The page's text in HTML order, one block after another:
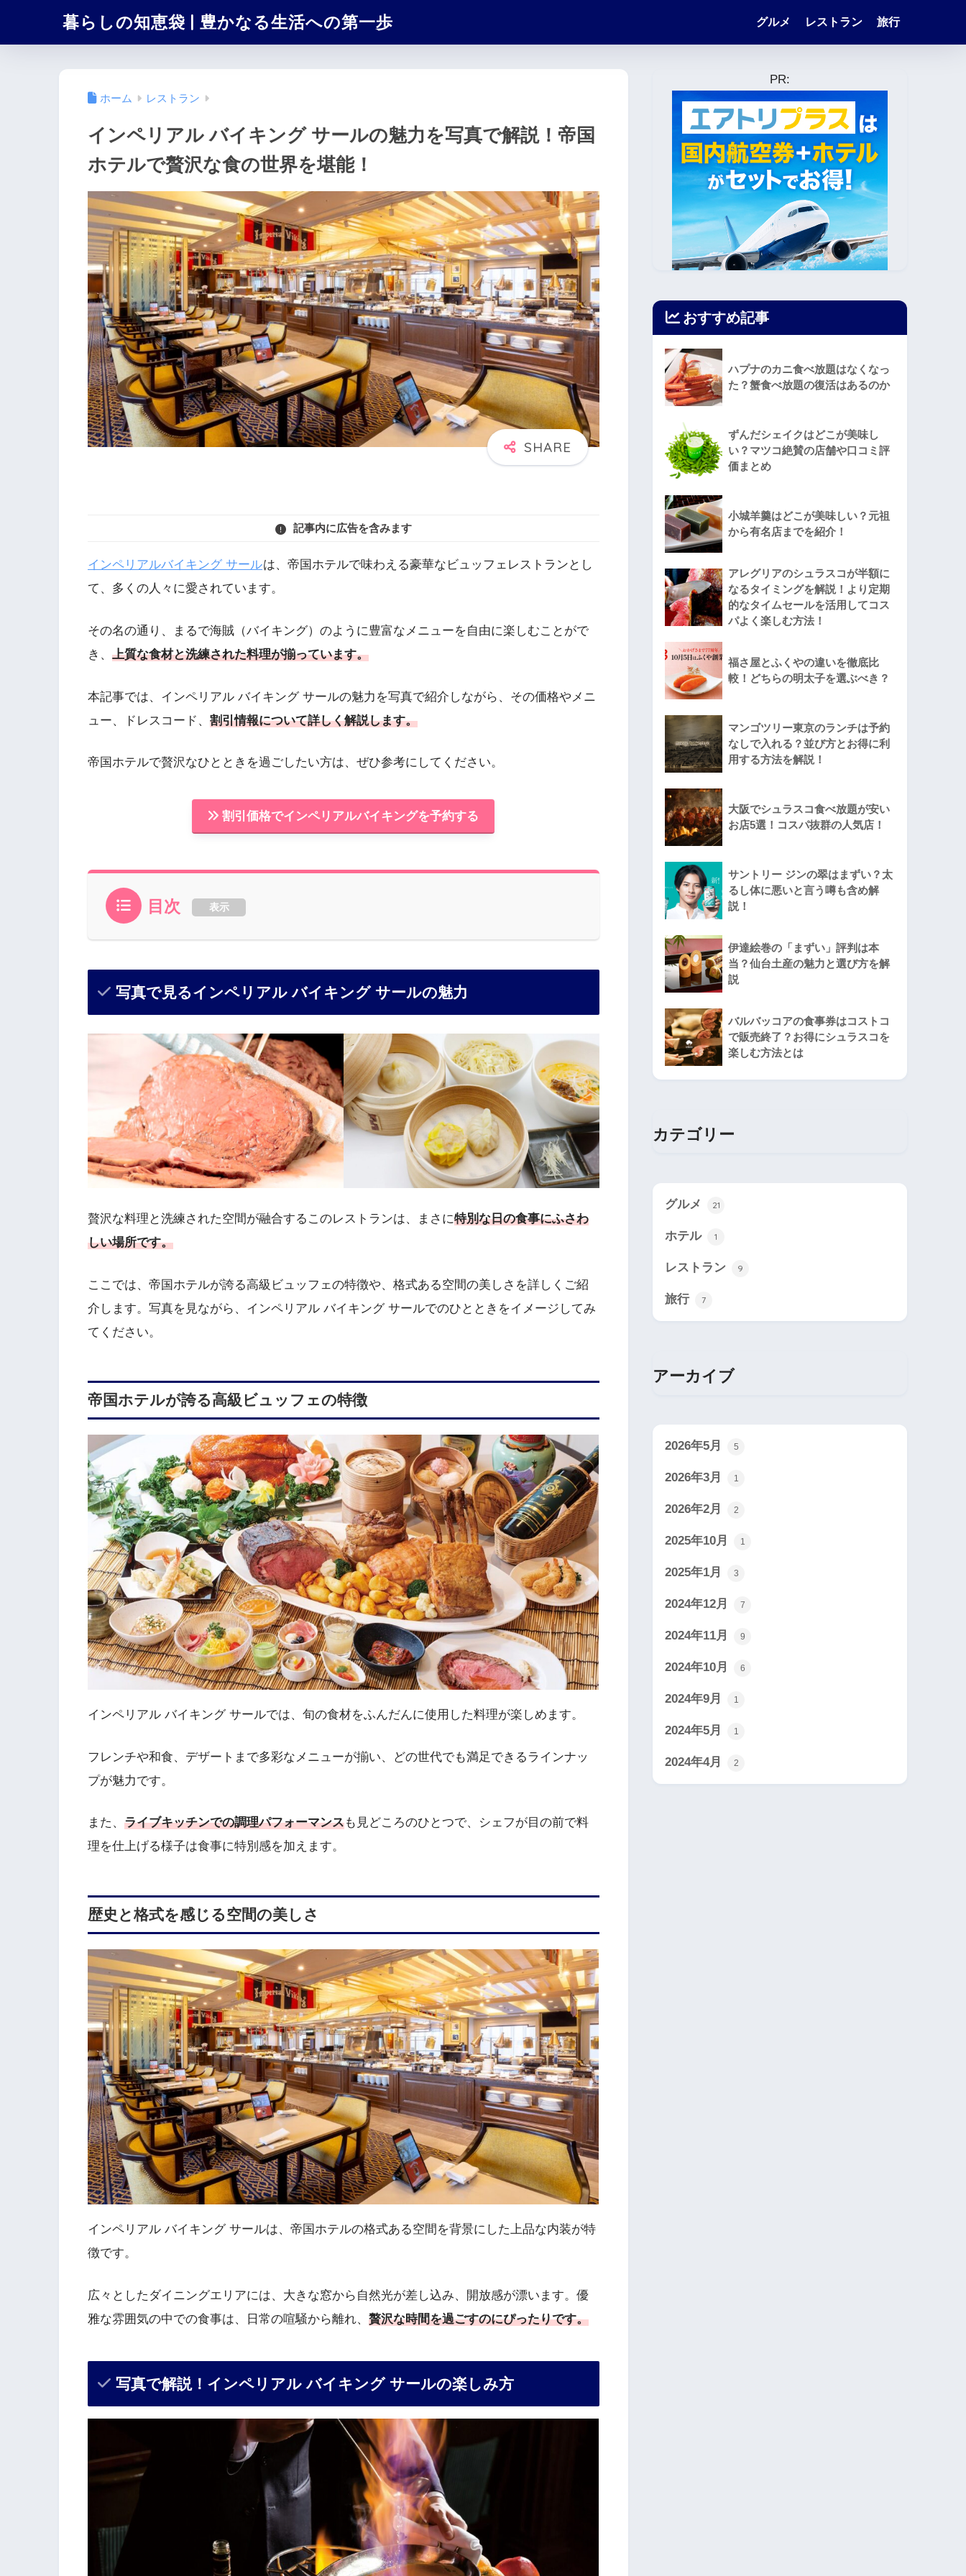
暮らしの知恵袋 | 豊かなる生活への第一歩 グルメ レストラン 旅行
ホーム レストラン
インペリアル バイキング サールの魅力を写真で解説！帝国
ホテルで贅沢な食の世界を堪能！
記事内に広告を含みます
インペリアルバイキング サールは、帝国ホテルで味わえる豪華なビュッフェレストランとし
て、多くの人々に愛されています。
その名の通り、まるで海賊（バイキング）のように豊富なメニューを自由に楽しむことがで
き、 上質な食材と洗練された料理が揃っています。
本記事では、インペリアル バイキング サールの魅力を写真で紹介しながら、その価格やメニ
ュー、ドレスコード、 割引情報について詳しく解説します。
帝国ホテルで贅沢なひとときを過ごしたい方は、ぜひ参考にしてください。
割引価格でインペリアルバイキングを予約する
目次 表示
写真で見るインペリアル バイキング サールの魅力
贅沢な料理と洗練された空間が融合するこのレストランは、まさに特別な日の食事にふさわ
しい場所です。
ここでは、帝国ホテルが誇る高級ビュッフェの特徴や、格式ある空間の美しさを詳しくご紹
介します。写真を見ながら、インペリアル バイキング サールでのひとときをイメージしてみ
てください。
帝国ホテルが誇る高級ビュッフェの特徴
インペリアル バイキング サールでは、旬の食材をふんだんに使用した料理が楽しめます。
フレンチや和食、デザートまで多彩なメニューが揃い、どの世代でも満足できるラインナッ
プが魅力です。
また、 ライブキッチンでの調理パフォーマンスも見どころのひとつで、シェフが目の前で料
理を仕上げる様子は食事に特別感を加えます。
歴史と格式を感じる空間の美しさ
インペリアル バイキング サールは、帝国ホテルの格式ある空間を背景にした上品な内装が特
徴です。
広々としたダイニングエリアには、大きな窓から自然光が差し込み、開放感が漂います。優
雅な雰囲気の中での食事は、日常の喧騒から離れ、 贅沢な時間を過ごすのにぴったりです。
写真で解説！インペリアル バイキング サールの楽しみ方
PR:
おすすめ記事
ハプナのカニ食べ放題はなくなっ
た？蟹食べ放題の復活はあるのか
ずんだシェイクはどこが美味し
い？マツコ絶賛の店舗や口コミ評
価まとめ
小城羊羹はどこが美味しい？元祖
から有名店までを紹介！
アレグリアのシュラスコが半額に
なるタイミングを解説！より定期
的なタイムセールを活用してコス
パよく楽しむ方法！
福さ屋とふくやの違いを徹底比
較！どちらの明太子を選ぶべき？
マンゴツリー東京のランチは予約
なしで入れる？並び方とお得に利
用する方法を解説！
大阪でシュラスコ食べ放題が安い
お店5選！コスパ抜群の人気店！
サントリー ジンの翠はまずい？太
るし体に悪いと言う噂も含め解
説！
伊達絵巻の「まずい」評判は本
当？仙台土産の魅力と選び方を解
説
バルバッコアの食事券はコストコ
で販売終了？お得にシュラスコを
楽しむ方法とは
カテゴリー
グルメ 21
ホテル 1
レストラン 9
旅行 7
アーカイブ
2026年5月 5
2026年3月 1
2026年2月 2
2025年10月 1
2025年1月 3
2024年12月 7
2024年11月 9
2024年10月 6
2024年9月 1
2024年5月 1
2024年4月 2